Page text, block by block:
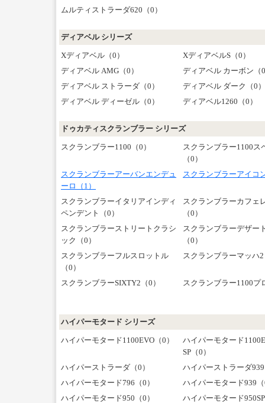
ムルティストラーダ620（0）
ディアベル シリーズ
Xディアベル（0）
XディアベルS（0）
ディアベル AMG（0）
ディアベル カーボン（
ディアベル ストラーダ（0）
ディアベル ダーク（0）
ディアベル ディーゼル（0）
ディアベル1260（0）
ドゥカティスクランブラー シリーズ
スクランブラー1100（0）
スクランブラー1100ス
（0）
スクランブラーアーバンエンデュ
ーロ（1）
スクランブラーアイコ
スクランブラーイタリアインディ
ペンデント（0）
スクランブラーカフェ
（0）
スクランブラーストリートクラシ
ック（0）
スクランブラーデザー
（0）
スクランブラーフルスロットル
（0）
スクランブラーマッハ
スクランブラーSIXTY2（0） スクランブラー1100プ
ハイパーモタード シリーズ
ハイパーモタード1100EVO（0）
ハイパーモタード
SP（0）
ハイパーストラーダ（0）
ハイパーストラーダ
ハイパーモタード796（0）
ハイパーモタード939
ハイパーモタード950（0）
ハイパーモタード